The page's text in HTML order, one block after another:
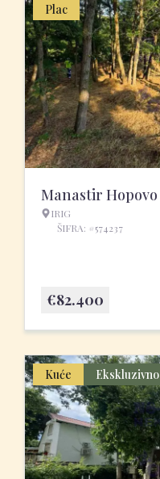
Plac
Manastir Hopovo
IRIG
ŠIFRA: #574237
€82.400
Kuće Ekskluzivno